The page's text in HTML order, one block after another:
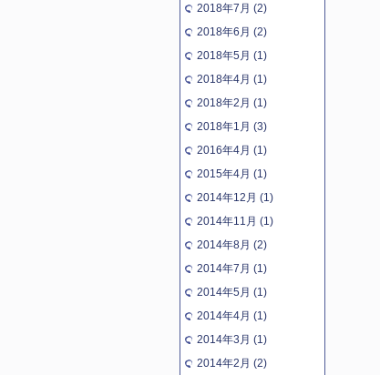
2018年7月 (2)
2018年6月 (2)
2018年5月 (1)
2018年4月 (1)
2018年2月 (1)
2018年1月 (3)
2016年4月 (1)
2015年4月 (1)
2014年12月 (1)
2014年11月 (1)
2014年8月 (2)
2014年7月 (1)
2014年5月 (1)
2014年4月 (1)
2014年3月 (1)
2014年2月 (2)